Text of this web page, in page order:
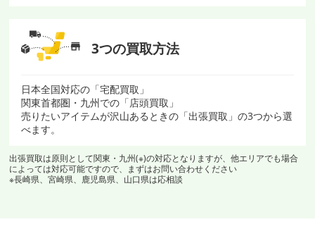
3つの買取方法
日本全国対応の「宅配買取」
関東首都圏・九州での「店頭買取」
売りたいアイテムが沢山あるときの「出張買取」の3つから選
べます。
出張買取は原則として関東・九州(※)の対応となりますが、他エリアでも場合
によっては対応可能ですので、まずはお問い合わせください
※長崎県、宮崎県、鹿児島県、山口県は応相談